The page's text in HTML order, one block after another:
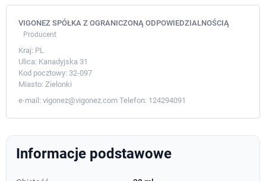
VIGONEZ SPÓŁKA Z OGRANICZONĄ ODPOWIEDZIALNOŚCIĄ
Producent
Kraj: PL
Ulica: Kanadyjska 31
Kod pocztowy: 32-097
Miasto: Zielonki
e-mail: vigonez@vigonez.com Telefon: 124294091
Informacje podstawowe